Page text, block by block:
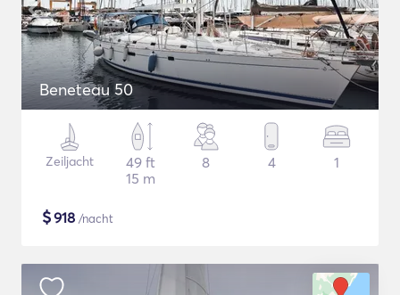
Beneteau 50
Zeiljacht
49 ft
15 m
8 4 1
$918 /nacht